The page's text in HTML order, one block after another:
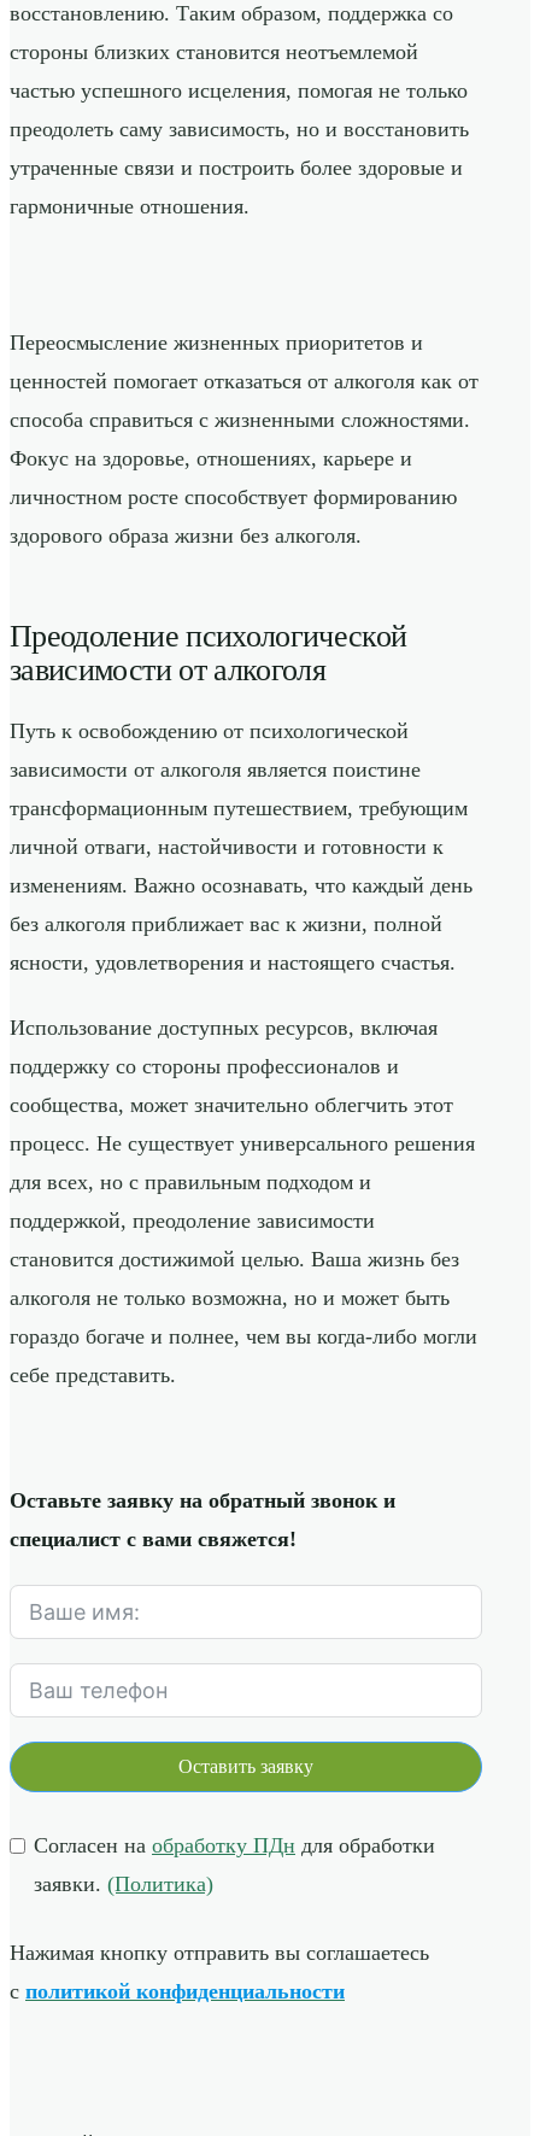
восстановлению. Таким образом, поддержка со
стороны близких становится неотъемлемой
частью успешного исцеления, помогая не только
преодолеть саму зависимость, но и восстановить
утраченные связи и построить более здоровые и
гармоничные отношения.
Переосмысление жизненных приоритетов и
ценностей помогает отказаться от алкоголя как от
способа справиться с жизненными сложностями.
Фокус на здоровье, отношениях, карьере и
личностном росте способствует формированию
здорового образа жизни без алкоголя.
Преодоление психологической
зависимости от алкоголя
Путь к освобождению от психологической
зависимости от алкоголя является поистине
трансформационным путешествием, требующим
личной отваги, настойчивости и готовности к
изменениям. Важно осознавать, что каждый день
без алкоголя приближает вас к жизни, полной
ясности, удовлетворения и настоящего счастья.
Использование доступных ресурсов, включая
поддержку со стороны профессионалов и
сообщества, может значительно облегчить этот
процесс. Не существует универсального решения
для всех, но с правильным подходом и
поддержкой, преодоление зависимости
становится достижимой целью. Ваша жизнь без
алкоголя не только возможна, но и может быть
гораздо богаче и полнее, чем вы когда-либо могли
себе представить.
Оставьте заявку на обратный звонок и
специалист с вами свяжется!
Оставить заявку
Согласен на обработку ПДн для обработки
заявки. (Политика)
Нажимая кнопку отправить вы соглашаетесь
с политикой конфиденциальности